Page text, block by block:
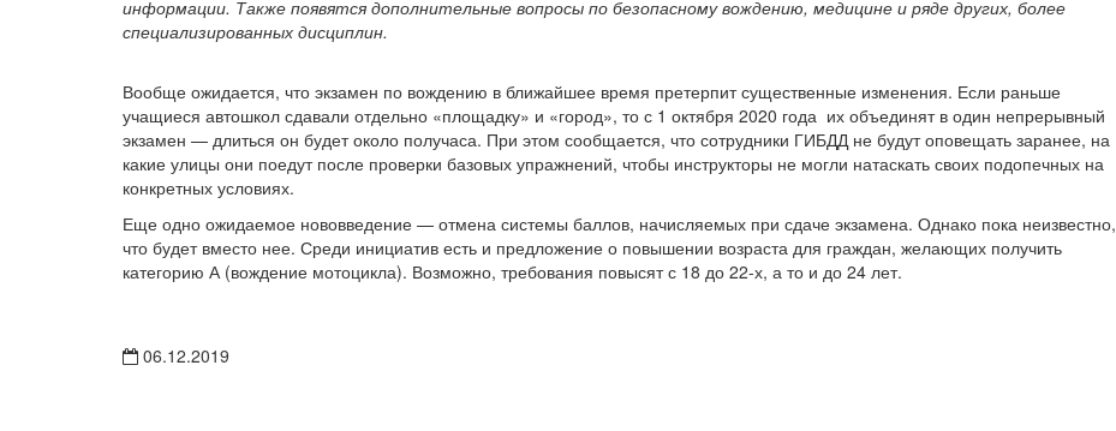
информации. Также появятся дополнительные вопросы по безопасному вождению, медицине и ряде других, более
специализированных дисциплин.
Вообще ожидается, что экзамен по вождению в ближайшее время претерпит существенные изменения. Если раньше
учащиеся автошкол сдавали отдельно «площадку» и «город», то с 1 октября 2020 года их объединят в один непрерывный
экзамен — длиться он будет около получаса. При этом сообщается, что сотрудники ГИБДД не будут оповещать заранее, на
какие улицы они поедут после проверки базовых упражнений, чтобы инструкторы не могли натаскать своих подопечных на
конкретных условиях.
Еще одно ожидаемое нововведение — отмена системы баллов, начисляемых при сдаче экзамена. Однако пока неизвестно,
что будет вместо нее. Среди инициатив есть и предложение о повышении возраста для граждан, желающих получить
категорию А (вождение мотоцикла). Возможно, требования повысят с 18 до 22-х, а то и до 24 лет.
06.12.2019